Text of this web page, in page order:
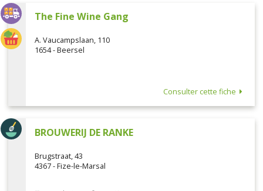
The Fine Wine Gang
A. Vaucampslaan, 110
1654 - Beersel
Consulter cette fiche
BROUWERIJ DE RANKE
Brugstraat, 43
4367 - Fize-le-Marsal